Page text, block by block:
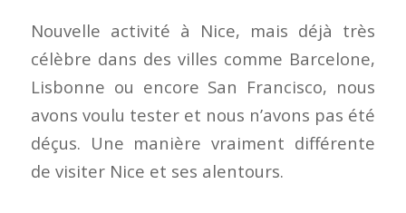
Nouvelle activité à Nice, mais déjà très
célèbre dans des villes comme Barcelone,
Lisbonne ou encore San Francisco, nous
avons voulu tester et nous n’avons pas été
déçus. Une manière vraiment différente
de visiter Nice et ses alentours.